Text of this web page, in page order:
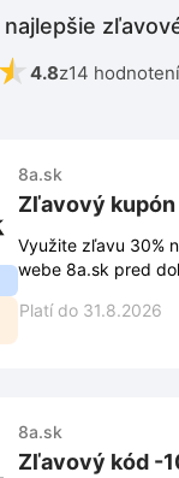
★ 4.8z14 hodnotení
8a.sk
Zľavový kupón
Využite zľavu 30%
webe 8a.sk pred
Platí do 31.8.2026
8a.sk
Zľavový kód -